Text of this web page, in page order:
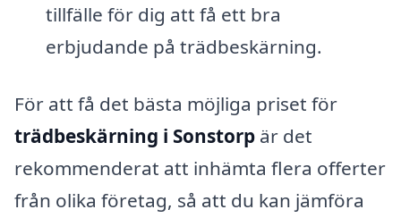
tillfälle för dig att få ett bra
erbjudande på trädbeskärning.
För att få det bästa möjliga priset för
trädbeskärning i Sonstorp är det
rekommenderat att inhämta flera offerter
från olika företag, så att du kan jämföra